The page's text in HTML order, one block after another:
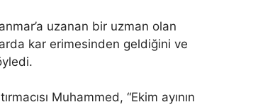
uzanan bir uzman olan
kar erimesinden geldiğini ve
Muhammed, “Ekim ayının